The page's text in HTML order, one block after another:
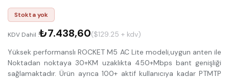
Stokta yok
KDV Dahil :₺7.438,60($129.25 + kdv)
Yüksek performanslı ROCKET M5 AC Lite modeli,uygun anten ile
Noktadan noktaya 30+KM uzaklıkta 450+Mbps bant genişliği
sağlamaktadır. Ürün ayrıca 100+ aktif kullanıcıya kadar PTMTP